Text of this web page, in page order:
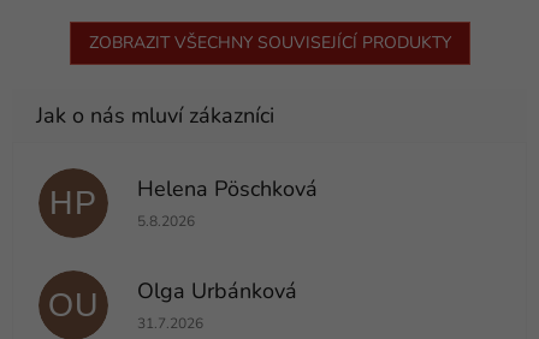
ZOBRAZIT VŠECHNY SOUVISEJÍCÍ PRODUKTY
HP Helena Pöschková
Hodnocení obchodu je 5 z 5 hvězdiček.
5.8.2026
OU Olga Urbánková
Hodnocení obchodu je 5 z 5 hvězdiček.
31.7.2026